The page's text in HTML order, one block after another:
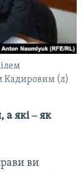
Кадировим (л)
а які ‒ як
ви